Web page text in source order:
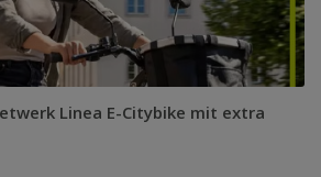
Linea E-Citybike mit extra